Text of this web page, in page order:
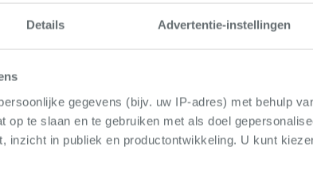
Details Advertentie-instellingen
gegevens (bijv. uw IP-adres) met behulp
op te slaan en te gebruiken met als doel
inzicht in publiek en productontwikkeling. U kunt